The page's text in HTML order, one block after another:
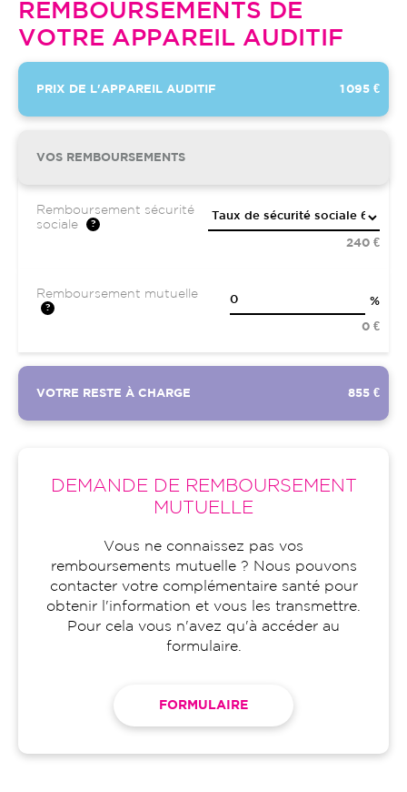
REMBOURSEMENTS DE
VOTRE APPAREIL AUDITIF
PRIX DE L'APPAREIL AUDITIF 1 095 €
VOS REMBOURSEMENTS
Remboursement sécurité
sociale
240 €
Remboursement mutuelle
%
0 €
VOTRE RESTE À CHARGE 855 €
DEMANDE DE REMBOURSEMENT
MUTUELLE
Vous ne connaissez pas vos
remboursements mutuelle ? Nous pouvons
contacter votre complémentaire santé pour
obtenir l'information et vous les transmettre.
Pour cela vous n'avez qu'à accéder au
formulaire.
FORMULAIRE